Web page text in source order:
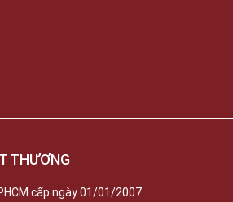
THƯƠNG
cấp ngày 01/01/2007